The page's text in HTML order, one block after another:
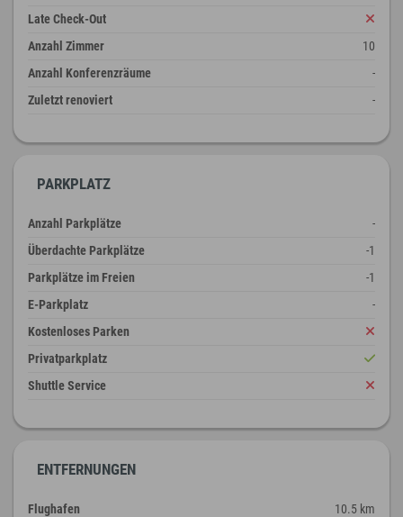
Late Check-Out
Anzahl Zimmer
10
Anzahl Konferenzräume
-
Zuletzt renoviert
-
PARKPLATZ
Anzahl Parkplätze
-
Überdachte Parkplätze
-1
Parkplätze im Freien
-1
E-Parkplatz
-
Kostenloses Parken
Privatparkplatz
Shuttle Service
ENTFERNUNGEN
Flughafen
10.5 km